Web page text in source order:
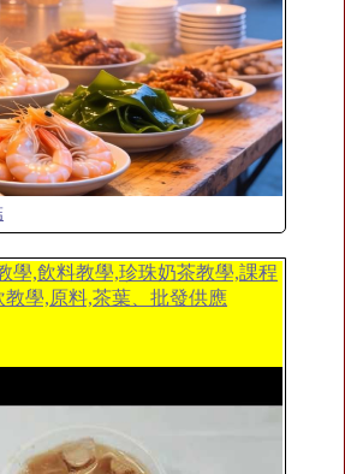
學,飲料教學,珍珠奶茶教學,課程
教學,原料,茶葉、批發供應